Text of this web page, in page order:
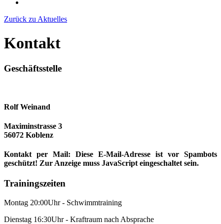
Zurück zu Aktuelles
Kontakt
Geschäftsstelle
Rolf Weinand
Maximinstrasse 3
56072 Koblenz
Kontakt per Mail: Diese E-Mail-Adresse ist vor Spambots
geschützt! Zur Anzeige muss JavaScript eingeschaltet sein.
Trainingszeiten
Montag 20:00Uhr - Schwimmtraining
Dienstag 16:30Uhr - Kraftraum nach Absprache